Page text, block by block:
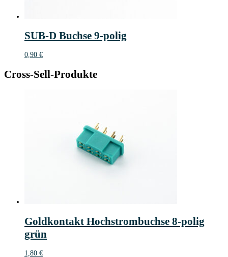
SUB-D Buchse 9-polig
0,90 €
Cross-Sell-Produkte
Goldkontakt Hochstrombuchse 8-polig
grün
1,80 €